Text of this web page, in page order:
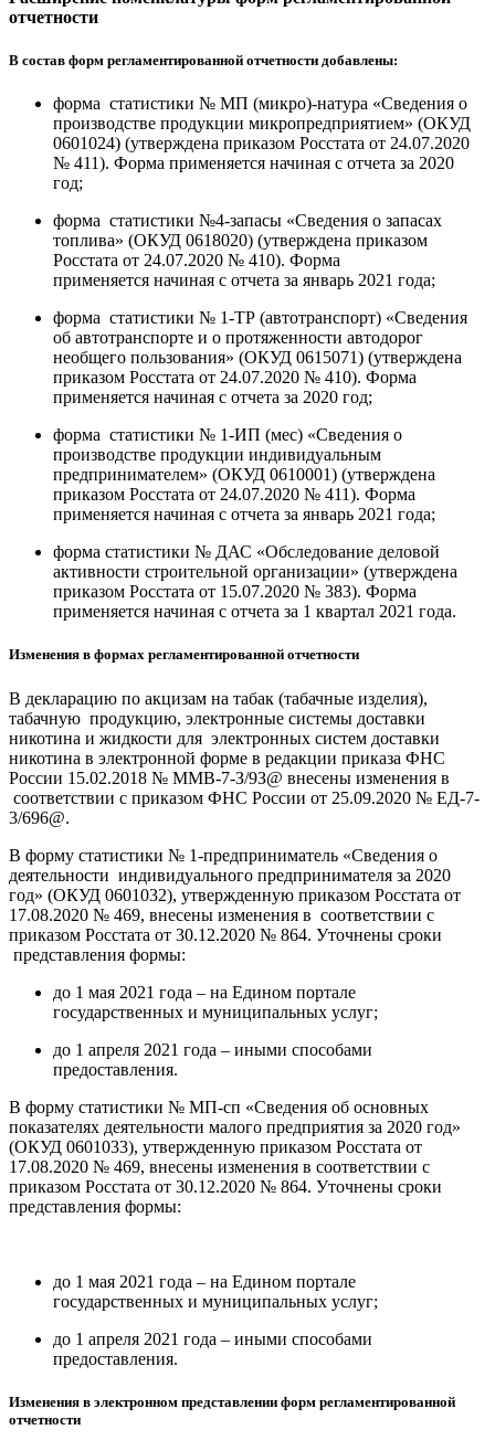
отчетности
В состав форм регламентированной отчетности добавлены:
форма статистики № МП (микро)-натура «Сведения о
производстве продукции микропредприятием» (ОКУД
0601024) (утверждена приказом Росстата от 24.07.2020
№ 411). Форма применяется начиная с отчета за 2020
год;
форма статистики №4-запасы «Сведения о запасах
топлива» (ОКУД 0618020) (утверждена приказом
Росстата от 24.07.2020 № 410). Форма
применяется начиная с отчета за январь 2021 года;
форма статистики № 1-ТР (автотранспорт) «Сведения
об автотранспорте и о протяженности автодорог
необщего пользования» (ОКУД 0615071) (утверждена
приказом Росстата от 24.07.2020 № 410). Форма
применяется начиная с отчета за 2020 год;
форма статистики № 1-ИП (мес) «Сведения о
производстве продукции индивидуальным
предпринимателем» (ОКУД 0610001) (утверждена
приказом Росстата от 24.07.2020 № 411). Форма
применяется начиная с отчета за январь 2021 года;
форма статистики № ДАС «Обследование деловой
активности строительной организации» (утверждена
приказом Росстата от 15.07.2020 № 383). Форма
применяется начиная с отчета за 1 квартал 2021 года.
Изменения в формах регламентированной отчетности
В декларацию по акцизам на табак (табачные изделия),
табачную продукцию, электронные системы доставки
никотина и жидкости для электронных систем доставки
никотина в электронной форме в редакции приказа ФНС
России 15.02.2018 № ММВ-7-З/9З@ внесены изменения в
соответствии с приказом ФНС России от 25.09.2020 № ЕД-7-
3/696@.
В форму статистики № 1-предприниматель «Сведения о
деятельности индивидуального предпринимателя за 2020
год» (ОКУД 0601032), утвержденную приказом Росстата от
17.08.2020 № 469, внесены изменения в соответствии с
приказом Росстата от 30.12.2020 № 864. Уточнены сроки
представления формы:
до 1 мая 2021 года – на Едином портале
государственных и муниципальных услуг;
до 1 апреля 2021 года – иными способами
предоставления.
В форму статистики № МП-сп «Сведения об основных
показателях деятельности малого предприятия за 2020 год»
(ОКУД 0601033), утвержденную приказом Росстата от
17.08.2020 № 469, внесены изменения в соответствии с
приказом Росстата от 30.12.2020 № 864. Уточнены сроки
представления формы:
до 1 мая 2021 года – на Едином портале
государственных и муниципальных услуг;
до 1 апреля 2021 года – иными способами
предоставления.
Изменения в электронном представлении форм регламентированной
отчетности